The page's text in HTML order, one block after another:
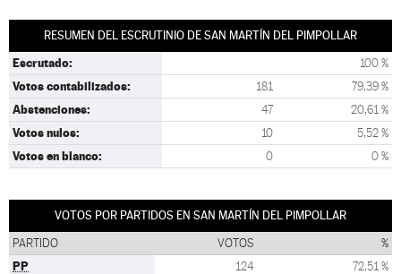
RESUMEN DEL ESCRUTINIO DE SAN MARTÍN DEL PIMPOLLAR
Escrutado: 100 %
Votos contabilizados: 181 79,39 %
Abstenciones: 47 20,61 %
Votos nulos: 10 5,52 %
Votos en blanco: 0 0 %
VOTOS POR PARTIDOS EN SAN MARTÍN DEL PIMPOLLAR
PARTIDO VOTOS %
PP 124 72,51 %